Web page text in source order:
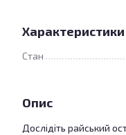
Характеристики
Стан
Опис
Дослідіть райський